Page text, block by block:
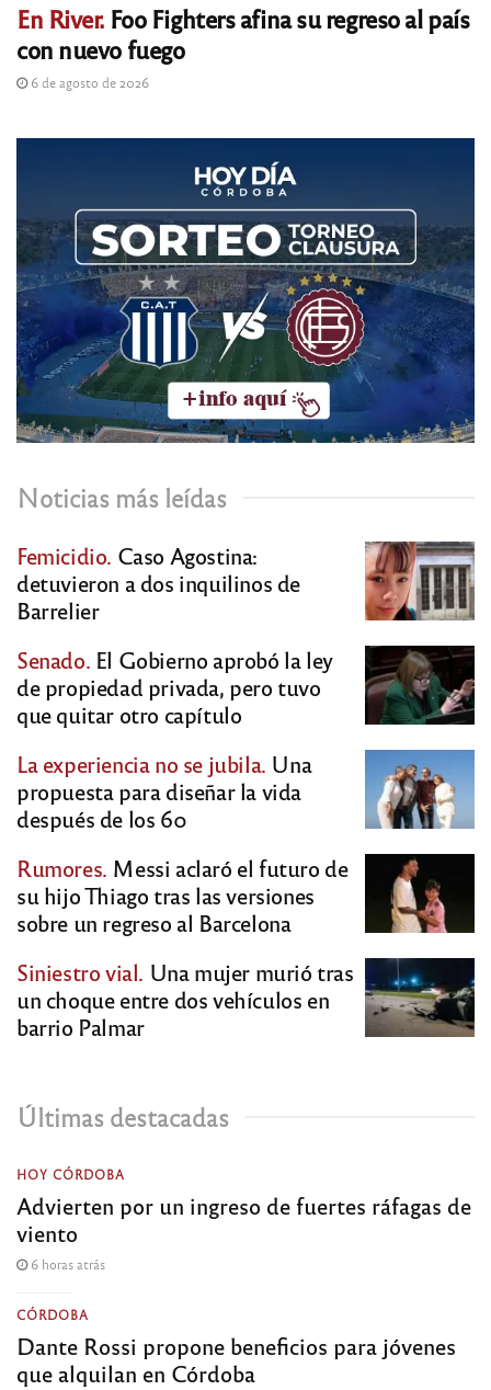
En River. Foo Fighters afina su regreso al país
con nuevo fuego
6 de agosto de 2026
Noticias más leídas
Femicidio. Caso Agostina:
detuvieron a dos inquilinos de
Barrelier
Senado. El Gobierno aprobó la ley
de propiedad privada, pero tuvo
que quitar otro capítulo
La experiencia no se jubila. Una
propuesta para diseñar la vida
después de los 60
Rumores. Messi aclaró el futuro de
su hijo Thiago tras las versiones
sobre un regreso al Barcelona
Siniestro vial. Una mujer murió tras
un choque entre dos vehículos en
barrio Palmar
Últimas destacadas
HOY CÓRDOBA
Advierten por un ingreso de fuertes ráfagas de
viento
6 horas atrás
CÓRDOBA
Dante Rossi propone beneficios para jóvenes
que alquilan en Córdoba